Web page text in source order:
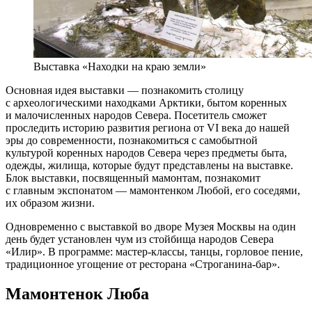
Выставка «Находки на краю земли»
Основная идея выставки — познакомить столицу
с археологическими находками Арктики, бытом коренных
и малочисленных народов Севера. Посетитель сможет
проследить историю развития региона от VI века до нашей
эры до современности, познакомиться с самобытной
культурой коренных народов Севера через предметы быта,
одежды, жилища, которые будут представлены на выставке.
Блок выставки, посвященный мамонтам, познакомит
с главным экспонатом — мамонтенком Любой, его соседями,
их образом жизни.
Одновременно с выставкой во дворе Музея Москвы на один
день будет установлен чум из стойбища народов Севера
«Илир». В программе: мастер-классы, танцы, горловое пение,
традиционное угощение от ресторана «Строганина-бар».
Мамонтенок Люба